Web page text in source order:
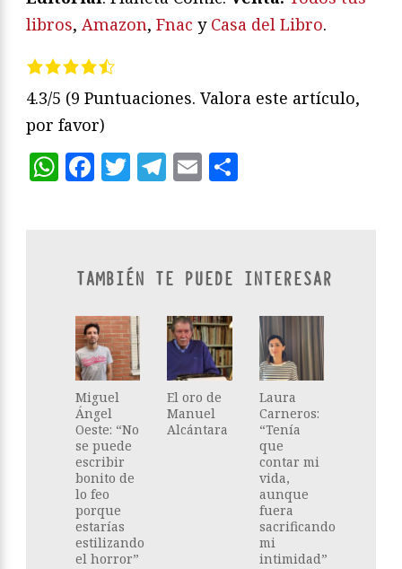
libros, Amazon, Fnac y Casa del Libro.
4.3/5 (9 Puntuaciones. Valora este artículo,
por favor)
WhatsApp
Facebook
Twitter
Telegram
Email
TAMBIÉN TE PUEDE INTERESAR
Miguel
Ángel
Oeste: “No
se puede
escribir
bonito de
lo feo
porque
estarías
estilizando
el horror”
El oro de
Manuel
Alcántara
Laura
Carneros:
“Tenía
que
contar mi
vida,
aunque
fuera
sacrificando
mi
intimidad”